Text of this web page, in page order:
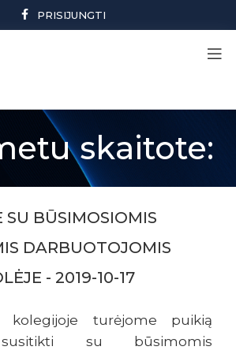
PRISIJUNGTI
skaitote:
SU BŪSIMOSIOMIS
DARBUOTOJOMIS
- 2019-10-17
kolegijoje turėjome puikią
su būsimomis